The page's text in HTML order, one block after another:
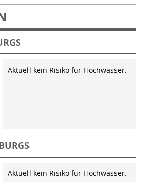
Aktuell kein Risiko für Hochwasser.
Aktuell kein Risiko für Hochwasser.